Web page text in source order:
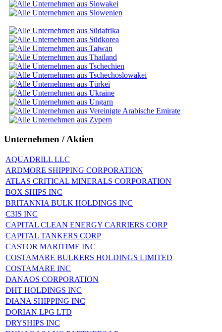
Unternehmen / Aktien
AQUADRILL LLC
ARDMORE SHIPPING CORPORATION
ATLAS CRITICAL MINERALS CORPORATION
BOX SHIPS INC
BRITANNIA BULK HOLDINGS INC
C3IS INC
CAPITAL CLEAN ENERGY CARRIERS CORP
CAPITAL TANKERS CORP
CASTOR MARITIME INC
COSTAMARE BULKERS HOLDINGS LIMITED
COSTAMARE INC
DANAOS CORPORATION
DHT HOLDINGS INC
DIANA SHIPPING INC
DORIAN LPG LTD
DRYSHIPS INC